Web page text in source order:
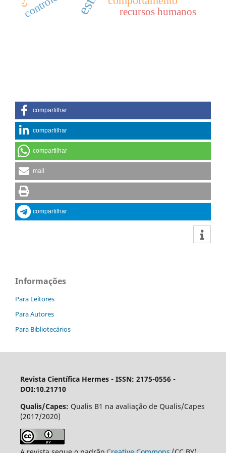
recursos humanos
compartilhar
compartilhar
compartilhar
mail
compartilhar
Informações
Para Leitores
Para Autores
Para Bibliotecários
Revista Científica Hermes - ISSN: 2175-0556 -
DOI:10.21710
Qualis/Capes: Qualis B1 na avaliação de Qualis/Capes
(2017/2020)